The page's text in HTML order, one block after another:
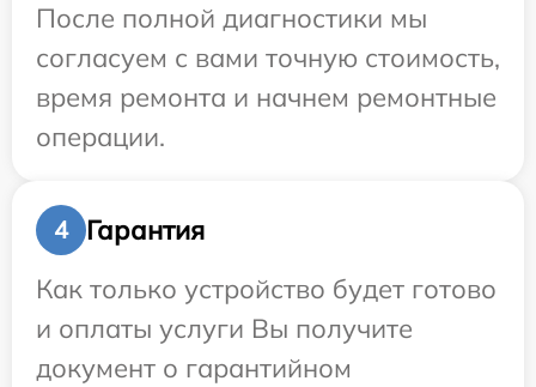
После полной диагностики мы
согласуем с вами точную стоимость,
время ремонта и начнем ремонтные
операции.
4
Гарантия
Как только устройство будет готово
и оплаты услуги Вы получите
документ о гарантийном